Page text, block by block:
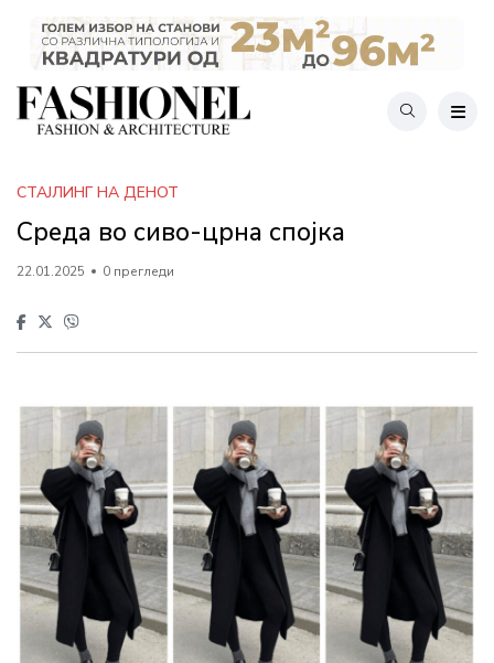
СТАЈЛИНГ НА ДЕНОТ
Среда во сиво-црна спојка
22.01.2025 0 прегледи